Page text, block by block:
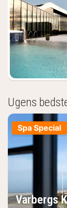
Ugens
Spa Special
Varbergs